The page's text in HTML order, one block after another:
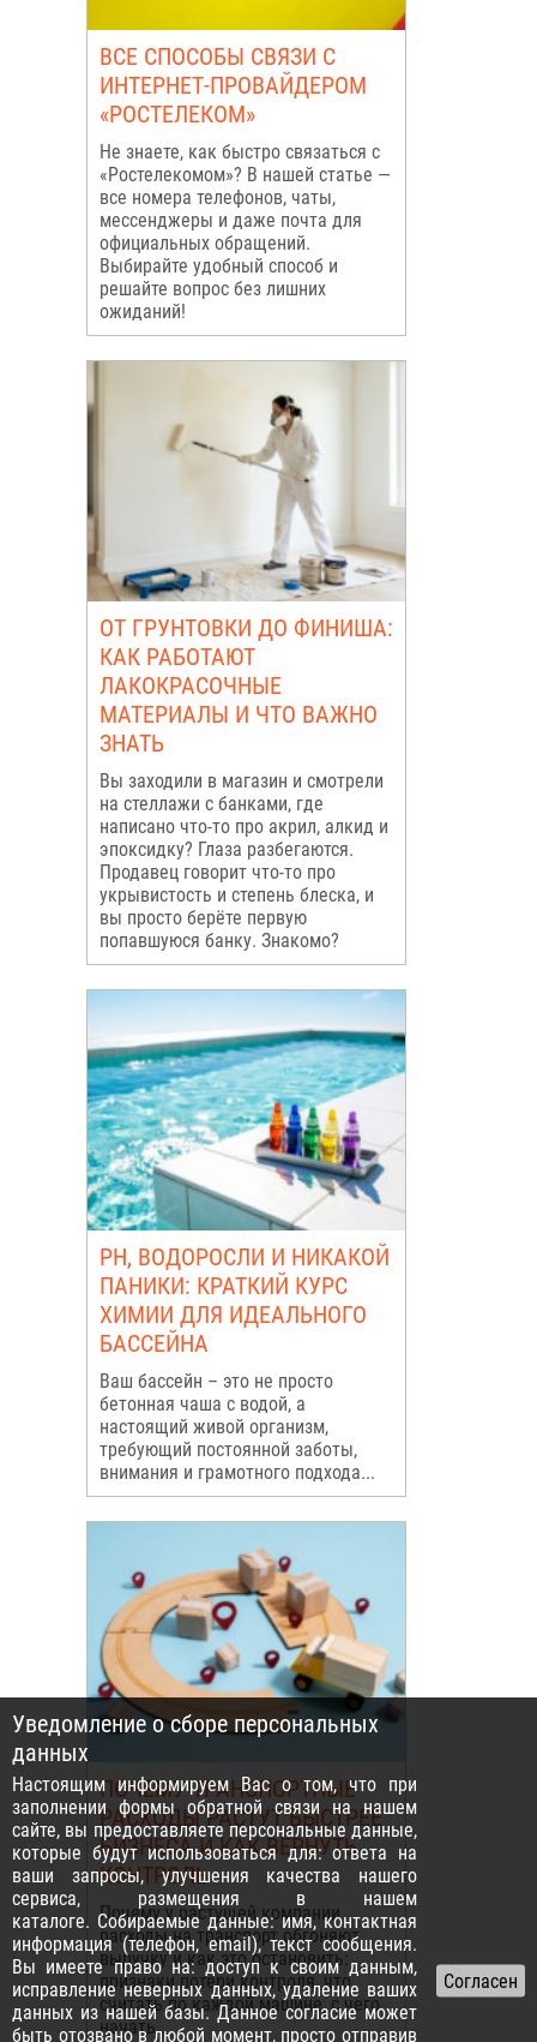
ВСЕ СПОСОБЫ СВЯЗИ С
ИНТЕРНЕТ-ПРОВАЙДЕРОМ
«РОСТЕЛЕКОМ»
Не знаете, как быстро связаться с
«Ростелекомом»? В нашей статье —
все номера телефонов, чаты,
мессенджеры и даже почта для
официальных обращений.
Выбирайте удобный способ и
решайте вопрос без лишних
ожиданий!
ОТ ГРУНТОВКИ ДО ФИНИША:
КАК РАБОТАЮТ
ЛАКОКРАСОЧНЫЕ
МАТЕРИАЛЫ И ЧТО ВАЖНО
ЗНАТЬ
Вы заходили в магазин и смотрели
на стеллажи с банками, где
написано что-то про акрил, алкид и
эпоксидку? Глаза разбегаются.
Продавец говорит что-то про
укрывистость и степень блеска, и
вы просто берёте первую
попавшуюся банку. Знакомо?
PH, ВОДОРОСЛИ И НИКАКОЙ
ПАНИКИ: КРАТКИЙ КУРС
ХИМИИ ДЛЯ ИДЕАЛЬНОГО
БАССЕЙНА
Ваш бассейн – это не просто
бетонная чаша с водой, а
настоящий живой организм,
требующий постоянной заботы,
внимания и грамотного подхода...
ПОЧЕМУ ТРАНСПОРТНЫЕ
РАСХОДЫ РАСТУТ БЫСТРЕЕ
БИЗНЕСА И КАК ВЕРНУТЬ
КОНТРОЛЬ
Почему у растущей компании
расходы на транспорт обгоняют
выручку и как это остановить:
признаки потери контроля, что
считать по каждой машине, с чего
начать...
Уведомление о сборе персональных
данных
Настоящим информируем Вас о том, что при
заполнении формы обратной связи на нашем
сайте, вы предоставляете персональные данные,
которые будут использоваться для: ответа на
ваши запросы, улучшения качества нашего
сервиса, размещения в нашем
каталоге. Собираемые данные: имя, контактная
информация (телефон, email), текст сообщения.
Вы имеете право на: доступ к своим данным,
исправление неверных данных, удаление ваших
данных из нашей базы. Данное согласие может
быть отозвано в любой момент, просто отправив